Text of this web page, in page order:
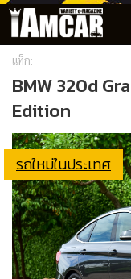
แท็ก:
BMW 320d
Edition
รถใหม่ในประเทศ